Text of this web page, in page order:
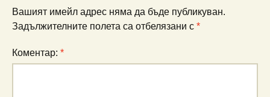
Вашият имейл адрес няма да бъде публикуван.
Задължителните полета са отбелязани с *
Коментар: *